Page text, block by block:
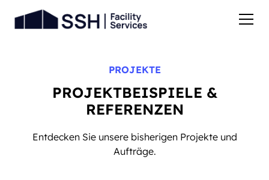
PROJEKTE
PROJEKTBEISPIELE &
REFERENZEN
Entdecken Sie unsere bisherigen Projekte und
Aufträge.